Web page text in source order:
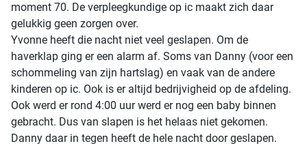
moment 70. De verpleegkundige op ic maakt zich daar
gelukkig geen zorgen over.
Yvonne heeft die nacht niet veel geslapen. Om de
haverklap ging er een alarm af. Soms van Danny (voor een
schommeling van zijn hartslag) en vaak van de andere
kinderen op ic. Ook is er altijd bedrijvigheid op de afdeling.
Ook werd er rond 4:00 uur werd er nog een baby binnen
gebracht. Dus van slapen is het helaas niet gekomen.
Danny daar in tegen heeft de hele nacht door geslapen.